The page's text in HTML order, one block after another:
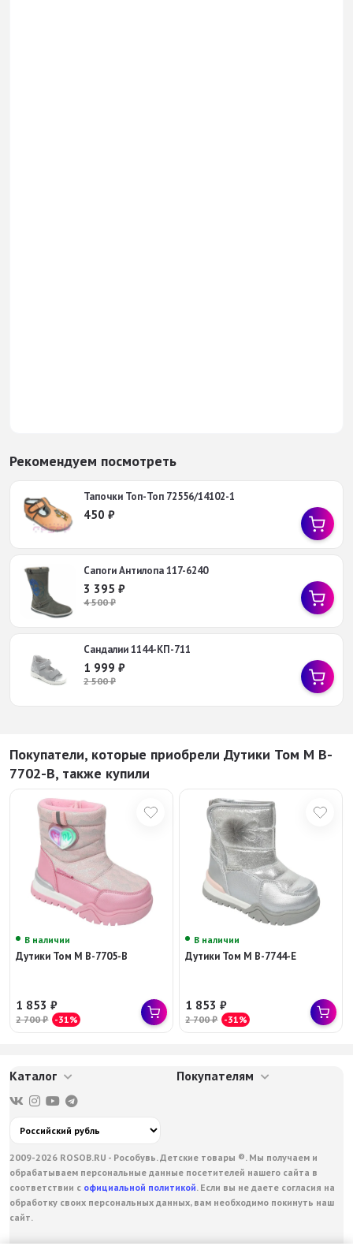
Рекомендуем посмотреть
Тапочки Топ-Топ 72556/14102-1
450 ₽
Сапоги Антилопа 117-6240
3 395 ₽
4 500₽
Сандалии 1144-КП-711
1 999 ₽
2 500₽
Покупатели, которые приобрели Дутики Том М B-
7702-В, также купили
В наличии
Дутики Том М B-7705-B
1 853₽
2 700₽ -31%
В наличии
Дутики Том М B-7744-E
1 853₽
2 700₽ -31%
Каталог Покупателям
2009-2026 ROSOB.RU - Рособувь. Детские товары ®. Мы получаем и
обрабатываем персональные данные посетителей нашего сайта в
соответствии с официальной политикой . Если вы не даете согласия на
обработку своих персональных данных, вам необходимо покинуть наш
сайт.